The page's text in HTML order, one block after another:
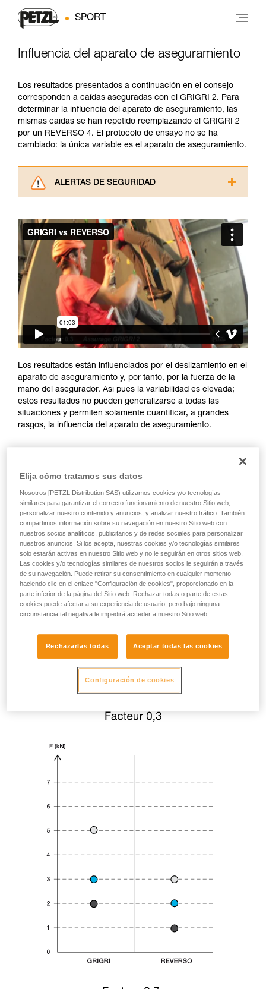
SPORT
Influencia del aparato de aseguramiento
Los resultados presentados a continuación en el consejo
corresponden a caídas aseguradas con el GRIGRI 2. Para
determinar la influencia del aparato de aseguramiento, las
mismas caídas se han repetido reemplazando el GRIGRI 2
por un REVERSO 4. El protocolo de ensayo no se ha
cambiado: la única variable es el aparato de aseguramiento.
ALERTAS DE SEGURIDAD
consultarlo. Usted debe comprender la
información de la ficha técnica para poder
comprender este complemento informativo.
Dominar estas técnicas requiere una formación
y un entrenamiento específico. Confirme a
través de un profesional su capacidad para
ejecutar estas técnicas, solo y con total
seguridad, antes de ejecutarlas de forma
autónoma.
Damos ejemplos de técnicas relacionadas con
su actividad. Pueden existir otras que no
Los resultados están influenciados por el deslizamiento en el
aparato de aseguramiento y, por tanto, por la fuerza de la
mano del asegurador. Así pues la variabilidad es elevada;
estos resultados no pueden generalizarse a todas las
situaciones y permiten solamente cuantificar, a grandes
rasgos, la influencia del aparato de aseguramiento.
Elija cómo tratamos sus datos
Nosotros [PETZL Distribution SAS) utilizamos cookies y/o tecnologías
similares para garantizar el correcto funcionamiento de nuestro Sitio web,
personalizar nuestro contenido y anuncios, y analizar nuestro tráfico. También
compartimos información sobre su navegación en nuestro Sitio web con
nuestros socios analíticos, publicitarios y de redes sociales para personalizar
nuestros anuncios. Si los acepta, nuestras cookies y/o tecnologías similares
solo estarán activas en nuestro Sitio web y no le seguirán en otros sitios web.
Las cookies y/o tecnologías similares de nuestros socios le seguirán a través
de su navegación. Puede retirar su consentimiento en cualquier momento
haciendo clic en el enlace "Configuración de cookies", proporcionado en la
parte inferior de la página del Sitio web. Rechazar todas o parte de estas
cookies puede afectar a su experiencia de usuario, pero bajo ninguna
circunstancia tal negativa le impedirá acceder a nuestro Sitio web.
Rechazarlas todas Aceptar todas las cookies
Configuración de cookies